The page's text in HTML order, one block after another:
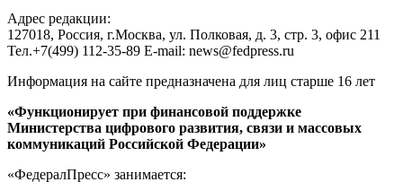
Адрес редакции:
127018, Россия, г.Москва, ул. Полковая, д. 3, стр. 3, офис 211
Тел.+7(499) 112-35-89 E-mail: news@fedpress.ru
Информация на сайте предназначена для лиц старше 16 лет
«Функционирует при финансовой поддержке
Министерства цифрового развития, связи и массовых
коммуникаций Российской Федерации»
«ФедералПресс» занимается: